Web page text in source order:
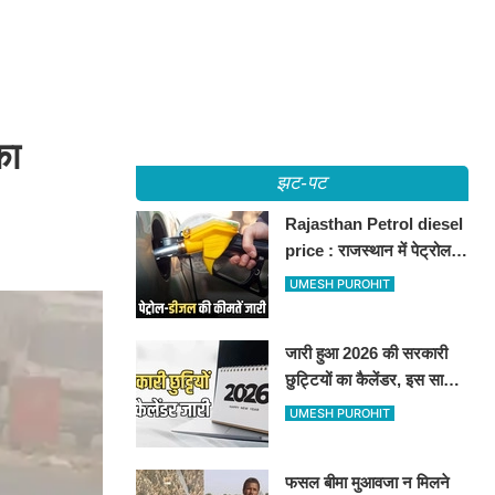
झट-पट
Rajasthan Petrol diesel
price : राजस्थान में पेट्रोल-
डीजल की कीमतें जारी, जानिए
UMESH PUROHIT
जारी हुआ 2026 की सरकारी
छुट्टियों का कैलेंडर, इस साल
कई बार मिलेगा लगातार
UMESH PUROHIT
फसल बीमा मुआवजा न मिलने